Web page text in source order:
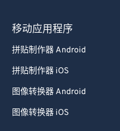
移动应用程序
拼贴制作器 Android
拼贴制作器 iOS
图像转换器 Android
图像转换器 iOS